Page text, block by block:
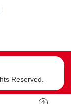
Reserved.